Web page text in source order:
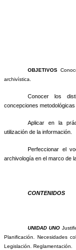
OBJETIVOS
archivística.
Conocer los
concepciones
Aplicar en la
utilización de la información.
Perfeccionar el
archivología en el marco de
CONTENIDOS
UNIDAD UNO
Planificación. Necesidades
Legislación. Reglamentación.